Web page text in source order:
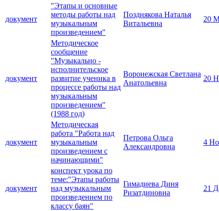
документ
"Этапы и основные
методы работы над
музыкальным
произведением"
Позднякова Наталья
Витальевна
20
документ
Методическое
сообщение
"Музыкально -
исполнительское
развитие ученика в
процессе работы над
музыкальным
произведением"
(1988 год)
Воронежская Светлана
Анатольевна
20
документ
Методическая
работа "Работа над
музыкальным
произведением с
начинающими"
Петрова Ольга
Александровна
4
документ
конспект урока по
теме:"Этапы работы
над музыкальным
произведением по
классу баян"
Гимадиева Диня
Ризатдиновна
21